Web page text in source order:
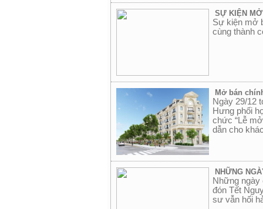
SỰ KIỆN
Sự kiện mở
cùng thành
Mở bán
Ngày 29/12
Hưng phối
chức “Lễ
dẫn cho
NHỮNG
Những ngày
đón Tết
sư vẫn hối